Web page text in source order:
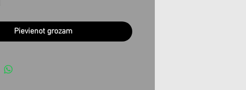
Pievienot grozam